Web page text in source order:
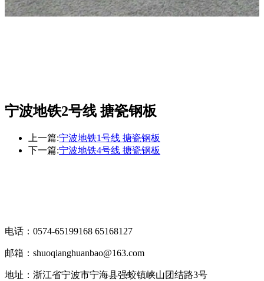
宁波地铁2号线 搪瓷钢板
上一篇:宁波地铁1号线 搪瓷钢板
下一篇:宁波地铁4号线 搪瓷钢板
电话：0574-65199168 65168127
邮箱：shuoqianghuanbao@163.com
地址：浙江省宁波市宁海县强蛟镇峡山团结路3号